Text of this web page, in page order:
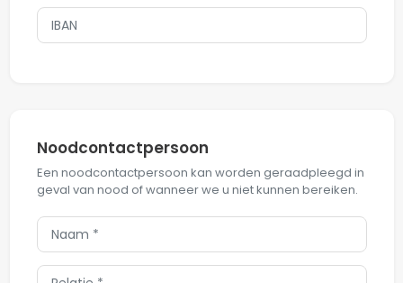
Noodcontactpersoon
Een noodcontactpersoon kan worden geraadpleegd in
geval van nood of wanneer we u niet kunnen bereiken.